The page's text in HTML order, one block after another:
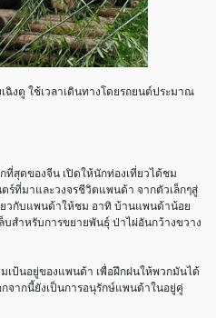
ฉิงตู ใช้เวลาเดินทางโดยรถยนต์ประมาณ
สุดของจีน เปิดให้นักท่องเที่ยวได้ชม
ที่มาและวงจรชีวิตแพนด้า จากตัวเล็กๆสู่
วกับแพนด้าให้ชม อาทิ บ้านแพนด้าน้อย
ำหรับการขยายพันธุ์ ป่าไผ่อันกว้างขวาง
เป้นอยู่ของแพนด้า เพื่อฝึกฝนให้พวกมันได้
จากนี้ยังเป็นการอนุรักษ์แพนด้าในอยู่คู่